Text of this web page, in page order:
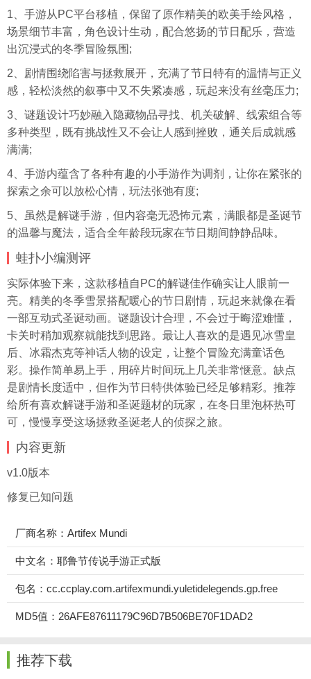
1、手游从PC平台移植，保留了原作精美的欧美手绘风格，
场景细节丰富，角色设计生动，配合悠扬的节日配乐，营造
出沉浸式的冬季冒险氛围;
2、剧情围绕陷害与拯救展开，充满了节日特有的温情与正义
感，轻松淡然的叙事中又不失紧凑感，玩起来没有丝毫压力;
3、谜题设计巧妙融入隐藏物品寻找、机关破解、线索组合等
多种类型，既有挑战性又不会让人感到挫败，通关后成就感
满满;
4、手游内蕴含了各种有趣的小手游作为调剂，让你在紧张的
探索之余可以放松心情，玩法张弛有度;
5、虽然是解谜手游，但内容毫无恐怖元素，满眼都是圣诞节
的温馨与魔法，适合全年龄段玩家在节日期间静静品味。
蛙扑小编测评
实际体验下来，这款移植自PC的解谜佳作确实让人眼前一
亮。精美的冬季雪景搭配暖心的节日剧情，玩起来就像在看
一部互动式圣诞动画。谜题设计合理，不会过于晦涩难懂，
卡关时稍加观察就能找到思路。最让人喜欢的是遇见冰雪皇
后、冰霜杰克等神话人物的设定，让整个冒险充满童话色
彩。操作简单易上手，用碎片时间玩上几关非常惬意。缺点
是剧情长度适中，但作为节日特供体验已经足够精彩。推荐
给所有喜欢解谜手游和圣诞题材的玩家，在冬日里泡杯热可
可，慢慢享受这场拯救圣诞老人的侦探之旅。
内容更新
v1.0版本
修复已知问题
厂商名称：Artifex Mundi
中文名：耶鲁节传说手游正式版
包名：cc.ccplay.com.artifexmundi.yuletidelegends.gp.free
MD5值：26AFE87611179C96D7B506BE70F1DAD2
推荐下载